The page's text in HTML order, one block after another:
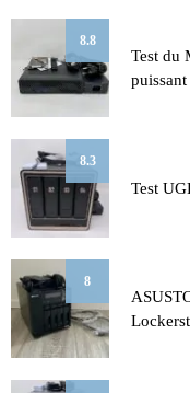
8.8
Test du
8.3
Test
8